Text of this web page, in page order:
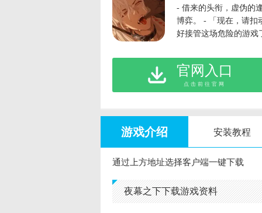
- 借来的头衔，虚伪的
博弈。 - 「现在，请
好接管这场危险的游戏
官网入口
点击前往官网
游戏介绍 安装教程
通过上方地址选择客户端一键下载
夜幕之下下载游戏资料